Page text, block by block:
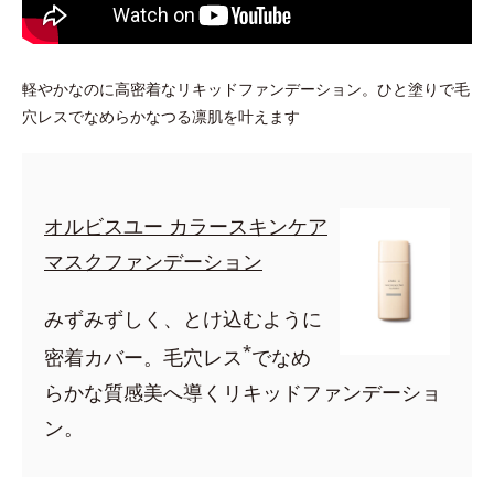
軽やかなのに高密着なリキッドファンデーション。ひと塗りで毛
穴レスでなめらかなつる凛肌を叶えます
オルビスユー カラースキンケア
マスクファンデーション
みずみずしく、とけ込むように
密着カバー。毛穴レス*でなめ
らかな質感美へ導くリキッドファンデーショ
ン。